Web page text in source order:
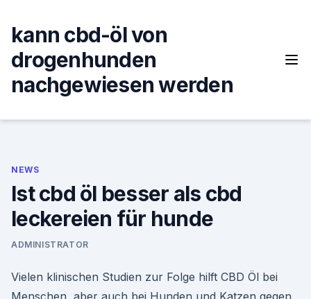
content
kann cbd-öl von
drogenhunden
nachgewiesen werden
NEWS
Ist cbd öl besser als cbd
leckereien für hunde
ADMINISTRATOR
Vielen klinischen Studien zur Folge hilft CBD Öl bei
Menschen, aber auch bei Hunden und Katzen gegen